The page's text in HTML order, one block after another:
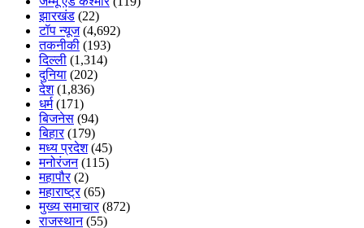
झारखंड (22)
टॉप न्यूज(4,692)
तकनीकी (193)
दिल्ली (1,314)
दुनिया (202)
देश(1,836)
धर्म(171)
बिजनेस (94)
बिहार(179)
मध्य प्रदेश(45)
मनोरंजन(115)
महापौर(2)
महाराष्ट्र(65)
मुख्य समाचार(872)
राजस्थान(55)